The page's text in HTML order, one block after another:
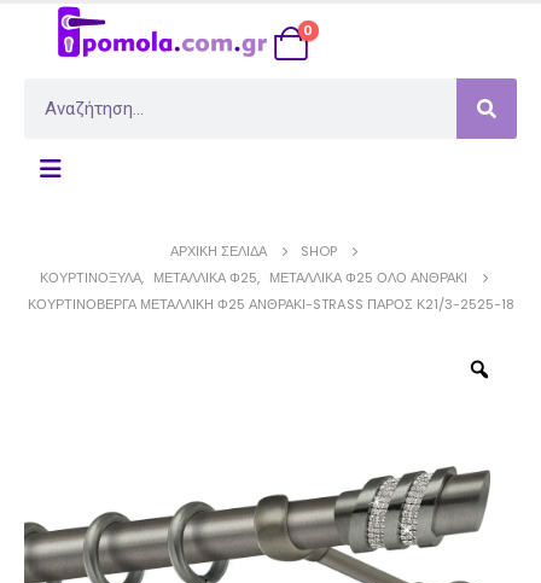
0
ΑΡΧΙΚΉ ΣΕΛΊΔΑ
SHOP
ΚΟΥΡΤΙΝΌΞΥΛΑ, ΜΕΤΑΛΛΙΚΆ Φ25, ΜΕΤΑΛΛΙΚΆ Φ25 ΟΛΟ ΑΝΘΡΑΚΊ
ΚΟΥΡΤΙΝΌΒΕΡΓΑ ΜΕΤΑΛΛΙΚΉ Φ25 ΑΝΘΡΑΚΊ-STRASS ΠΆΡΟΣ Κ21/3-2525-18